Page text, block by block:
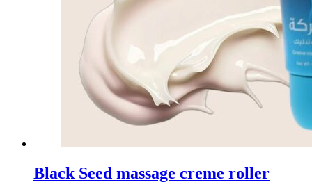
Black Seed massage creme roller